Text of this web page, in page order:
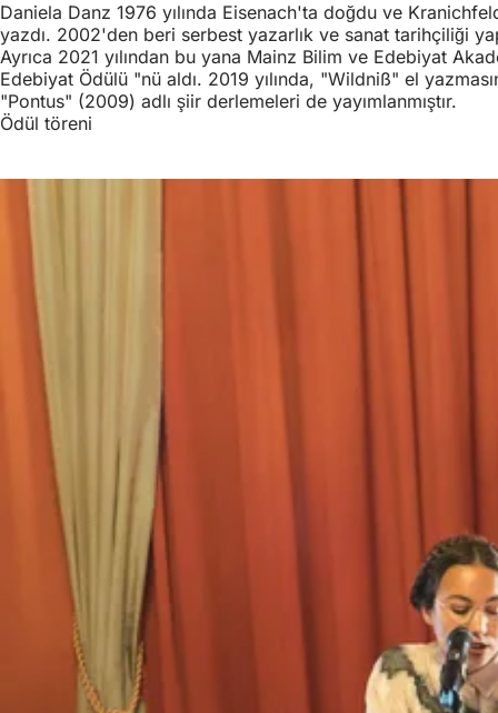
Daniela Danz 1976 yılında Eisenach'ta doğdu ve
yazdı. 2002'den beri serbest yazarlık ve sanat tarihçiliği
Ayrıca 2021 yılından bu yana Mainz Bilim ve Edebiyat
Edebiyat Ödülü "nü aldı. 2019 yılında, "Wildniß" el
"Pontus" (2009) adlı şiir derlemeleri de yayımlanmıştır.
Ödül töreni